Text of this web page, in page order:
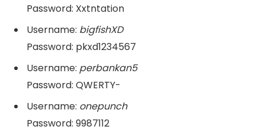
Password: Xxtntation
Username: bigfishXD
Password: pkxd1234567
Username: perbankan5
Password: QWERTY-
Username: onepunch
Password: 9987112